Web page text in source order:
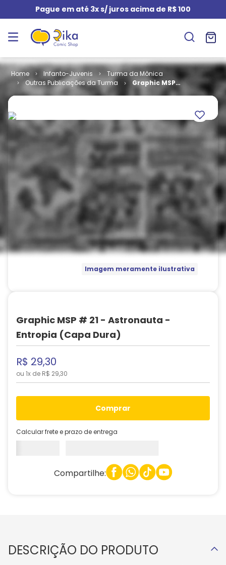
Pague em até 3x s/ juros acima de R$ 100
Infanto-Juvenis
Turma da Mônica
Outras Publicações da Turma
Graphic MSP
(Capa Dura)
Imagem meramente ilustrativa
Graphic MSP # 21 - Astronauta -
Entropia (Capa Dura)
R$ 29,30
ou 1x de R$ 29,30
comprar
Calcular frete e prazo de entrega
Compartilhe:
DESCRIÇÃO DO PRODUTO